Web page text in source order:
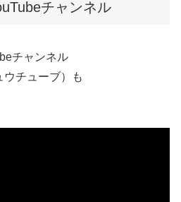
チャンネル
チャンネル
ウチューブ）も